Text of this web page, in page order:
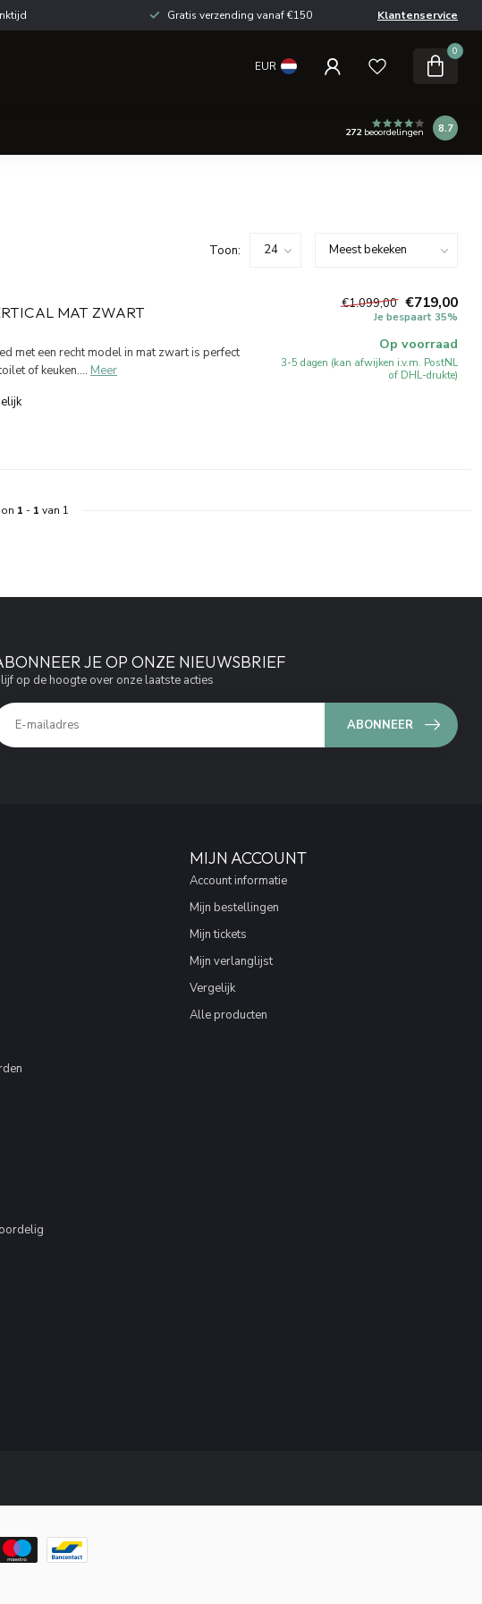
Gratis verzending vanaf €150 Klantenservice
EUR
0
272beoordelingen 8.7
Toon:
MAT ZWART
met een recht model in mat zwart is perfect
of keuken.... Meer
€1.099,00 €719,00
Je bespaart 35%
Op voorraad
3-5 dagen (kan afwijken i.v.m. PostNL
of DHL-drukte)
1 - 1 van 1
JE OP ONZE NIEUWSBRIEF
op de hoogte over onze laatste acties
ABONNEER
MIJN ACCOUNT
Account informatie
Mijn bestellingen
Mijn tickets
Mijn verlanglijst
Vergelijk
Alle producten